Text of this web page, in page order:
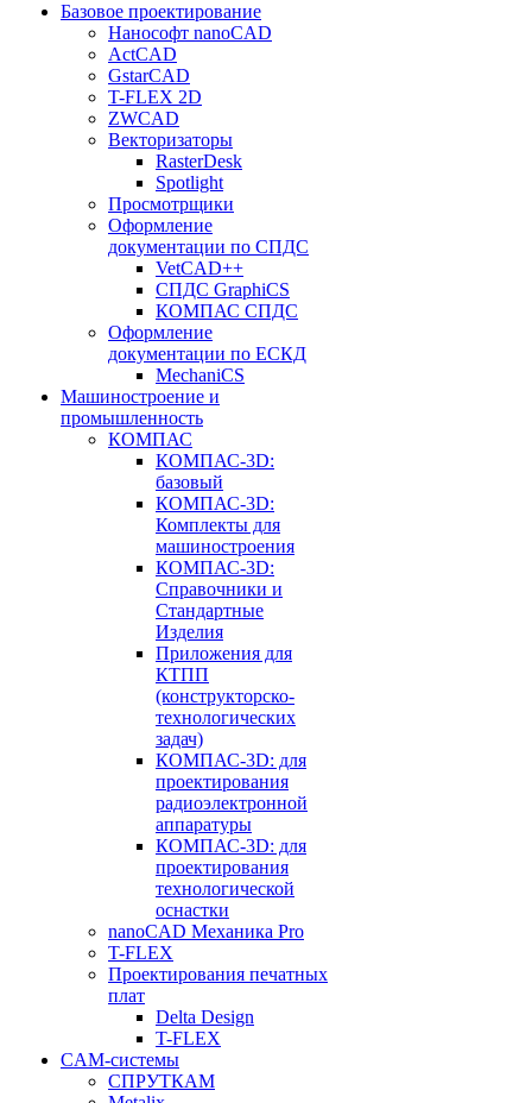
Базовое проектирование
Нанософт nanoCAD
ActCAD
GstarCAD
T-FLEX 2D
ZWCAD
Векторизаторы
RasterDesk
Spotlight
Просмотрщики
Оформление
документации по СПДС
VetCAD++
СПДС GraphiCS
КОМПАС СПДС
Оформление
документации по ЕСКД
MechaniCS
Машиностроение и
промышленность
КОМПАС
КОМПАС-3D:
базовый
КОМПАС-3D:
Комплекты для
машиностроения
КОМПАС-3D:
Справочники и
Стандартные
Изделия
Приложения для
КТПП
(конструкторско-
технологических
задач)
КОМПАС-3D: для
проектирования
радиоэлектронной
аппаратуры
КОМПАС-3D: для
проектирования
технологической
оснастки
nanoCAD Механика Pro
T-FLEX
Проектирования печатных
плат
Delta Design
T-FLEX
CAM-системы
СПРУТКAM